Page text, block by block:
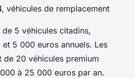
véhicules de remplacement
5 véhicules citadins,
5 000 euros annuels. Les
de 20 véhicules premium
à 25 000 euros par an.